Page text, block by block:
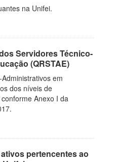
na Unifei.
Servidores Técnico-
(QRSTAE)
em
dos níveis de
conforme Anexo I da
pertencentes ao